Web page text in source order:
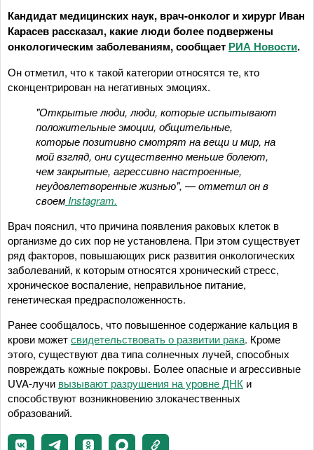
Кандидат медицинских наук, врач-онколог и хирург Иван
Карасев рассказал, какие люди более подвержены
онкологическим заболеваниям, сообщает РИА Новости.
Он отметил, что к такой категории относятся те, кто
сконцентрирован на негативных эмоциях.
"Открытые люди, люди, которые испытывают
положительные эмоции, общительные,
которые позитивно смотрят на вещи и мир, на
мой взгляд, они существенно меньше болеют,
чем закрытые, агрессивно настроенные,
неудовлетворенные жизнью", — отметил он в
своем Instagram.
Врач пояснил, что причина появления раковых клеток в
организме до сих пор не установлена. При этом существует
ряд факторов, повышающих риск развития онкологических
заболеваний, к которым относятся хронический стресс,
хроническое воспаление, неправильное питание,
генетическая предрасположенность.
Ранее сообщалось, что повышенное содержание кальция в
крови можетсвидетельствовать о развитии рака. Кроме
этого, существуют два типа солнечных лучей, способных
повреждать кожные покровы. Более опасные и агрессивные
UVA-лучи вызывают разрушения на уровне ДНК и
способствуют возникновению злокачественных
образований.